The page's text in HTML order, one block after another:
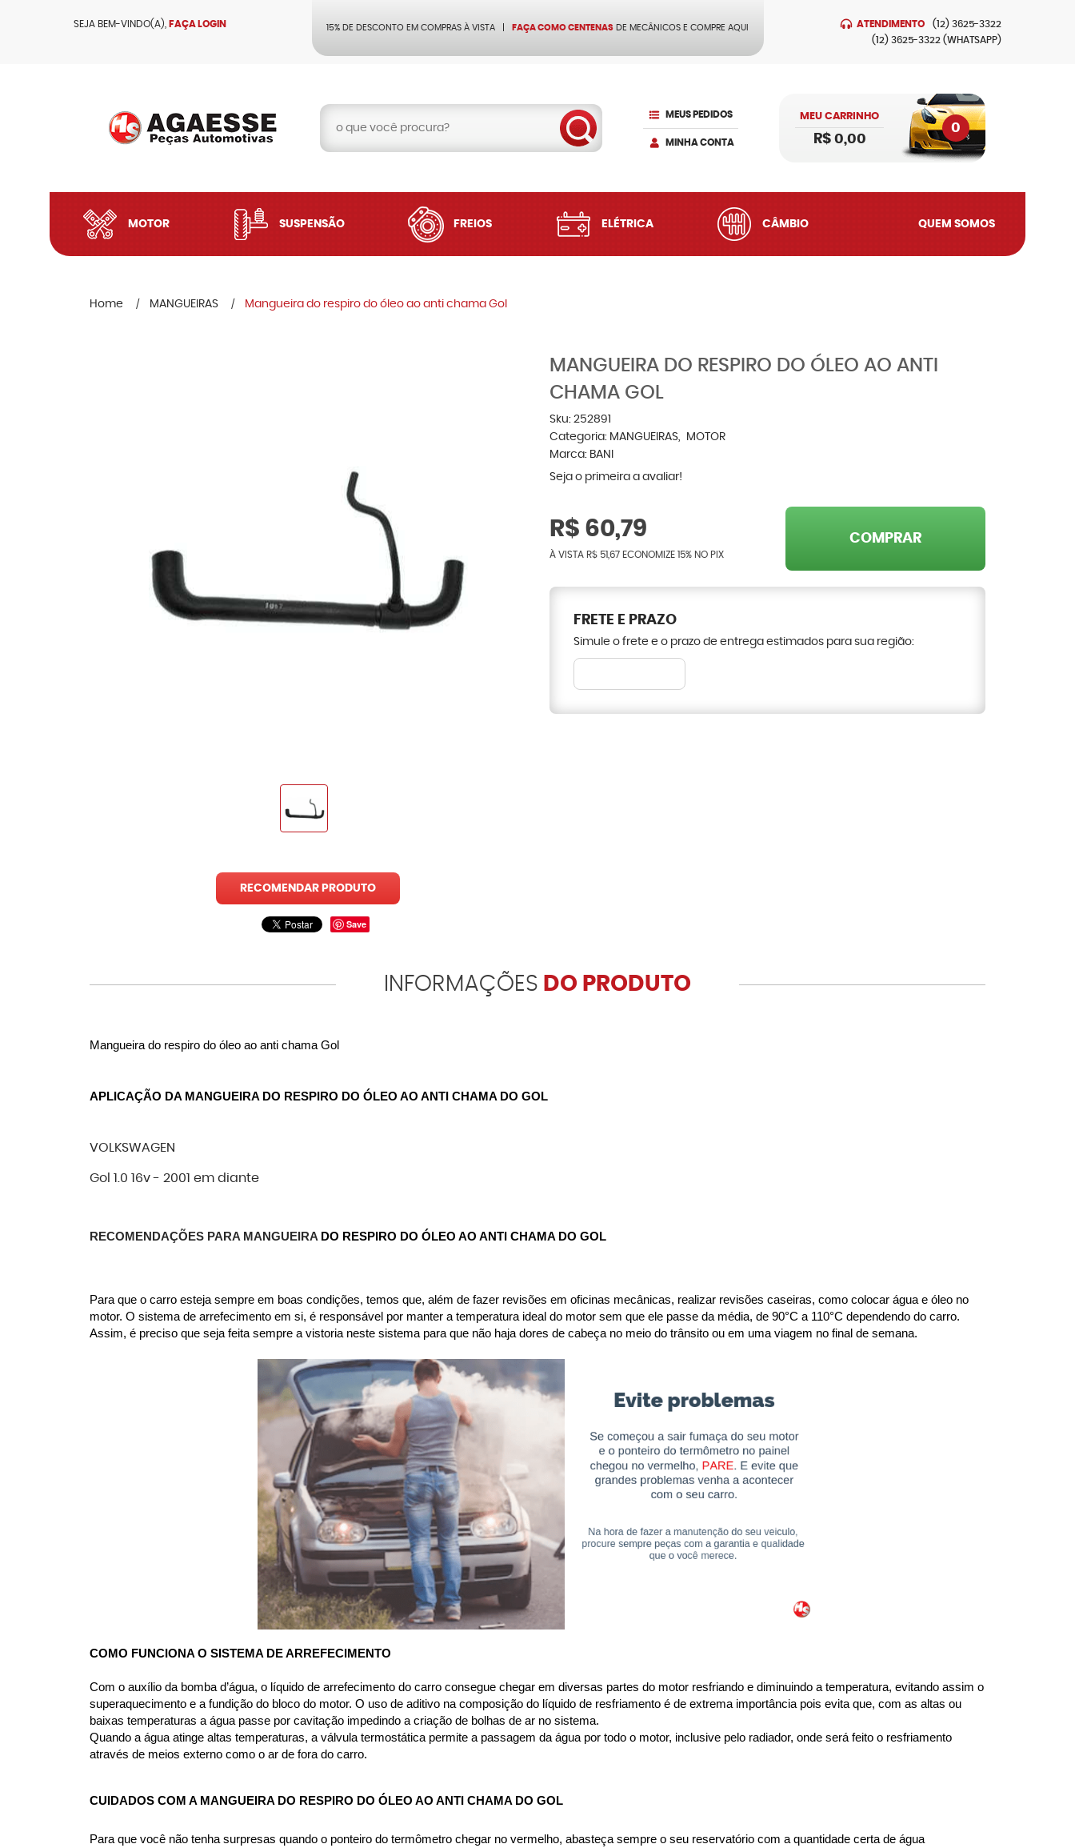
SEJA BEM-VINDO(A), FAÇA LOGIN 15% DE DESCONTO EM COMPRAS À VISTA FAÇA COMO CENTENAS DE MECÂNICOS E COMPRE AQUI ATENDIMENTO (12) 3625-3322
(12) 3625-3322 (WHATSAPP)
MEUS PEDIDOS
MINHA CONTA
MEU CARRINHO
0
R$ 0,00
MOTOR SUSPENSÃO FREIOS ELÉTRICA CÂMBIO QUEM SOMOS
Home MANGUEIRAS Mangueira do respiro do óleo ao anti chama Gol
RECOMENDAR PRODUTO
Save
MANGUEIRA DO RESPIRO DO ÓLEO AO ANTI
CHAMA GOL
Sku: 252891
Categoria: MANGUEIRAS
MOTOR
Marca: BANI
Seja o primeira a avaliar!
R$ 60,79
À VISTA R$ 51,67 ECONOMIZE 15% NO PIX
COMPRAR
FRETE E PRAZO
Simule o frete e o prazo de entrega estimados para sua região:
INFORMAÇÕES DO PRODUTO
Mangueira do respiro do óleo ao anti chama Gol
APLICAÇÃO DA MANGUEIRA DO RESPIRO DO ÓLEO AO ANTI CHAMA DO GOL
VOLKSWAGEN
Gol 1.0 16v - 2001 em diante
RECOMENDAÇÕES PARA MANGUEIRA DO RESPIRO DO ÓLEO AO ANTI CHAMA DO GOL
Para que o carro esteja sempre em boas condições, temos que, além de fazer revisões em oficinas mecânicas, realizar revisões caseiras, como colocar água e óleo no
motor. O sistema de arrefecimento em si, é responsável por manter a temperatura ideal do motor sem que ele passe da média, de 90°C a 110°C dependendo do carro.
Assim, é preciso que seja feita sempre a vistoria neste sistema para que não haja dores de cabeça no meio do trânsito ou em uma viagem no final de semana.
COMO FUNCIONA O SISTEMA DE ARREFECIMENTO
Com o auxílio da bomba d’água, o líquido de arrefecimento do carro consegue chegar em diversas partes do motor resfriando e diminuindo a temperatura, evitando assim o
superaquecimento e a fundição do bloco do motor. O uso de aditivo na composição do líquido de resfriamento é de extrema importância pois evita que, com as altas ou
baixas temperaturas a água passe por cavitação impedindo a criação de bolhas de ar no sistema.
Quando a água atinge altas temperaturas, a válvula termostática permite a passagem da água por todo o motor, inclusive pelo radiador, onde será feito o resfriamento
através de meios externo como o ar de fora do carro.
CUIDADOS COM A MANGUEIRA DO RESPIRO DO ÓLEO AO ANTI CHAMA DO GOL
Para que você não tenha surpresas quando o ponteiro do termômetro chegar no vermelho, abasteça sempre o seu reservatório com a quantidade certa de água